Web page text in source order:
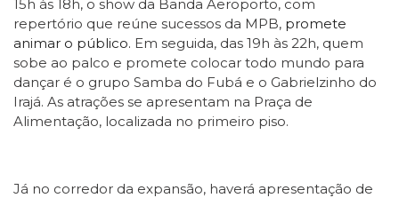
15h às 18h, o show da Banda Aeroporto, com
repertório que reúne sucessos da MPB, promete
animar o público. Em seguida, das 19h às 22h, quem
sobe ao palco e promete colocar todo mundo para
dançar é o grupo Samba do Fubá e o Gabrielzinho do
Irajá. As atrações se apresentam na Praça de
Alimentação, localizada no primeiro piso.
Já no corredor da expansão, haverá apresentação de